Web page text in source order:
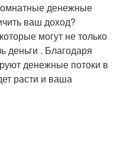
денежные
ваш доход?
могут не только
деньги . Благодаря
денежные потоки в
расти и ваша